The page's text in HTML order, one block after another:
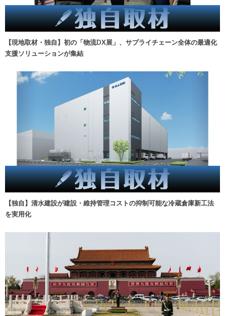
【現地取材・独自】初の「物流DX展」、サプライチェーン全体の最適化
支援ソリューションが集結
【独自】清水建設が建設・維持管理コストの抑制可能な冷蔵倉庫新工法
を実用化